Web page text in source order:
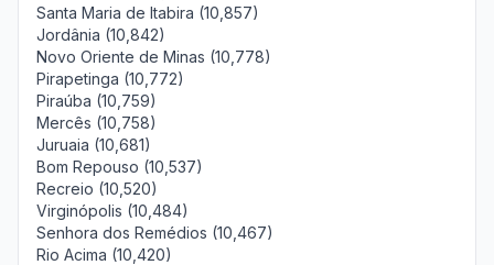
Santa Maria de Itabira (10,857)
Jordânia (10,842)
Novo Oriente de Minas (10,778)
Pirapetinga (10,772)
Piraúba (10,759)
Mercês (10,758)
Juruaia (10,681)
Bom Repouso (10,537)
Recreio (10,520)
Virginópolis (10,484)
Senhora dos Remédios (10,467)
Rio Acima (10,420)